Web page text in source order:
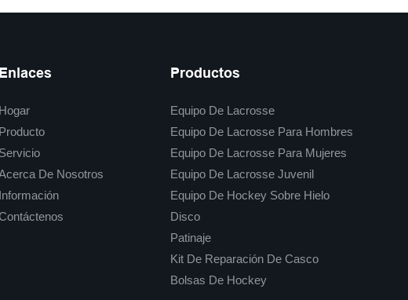
Enlaces
Hogar
Producto
Servicio
De Nosotros
Información
Productos
Equipo De Lacrosse
Equipo De Lacrosse Para Hombres
Equipo De Lacrosse Para Mujeres
Equipo De Lacrosse Juvenil
Equipo De Hockey Sobre Hielo
Disco
Patinaje
Kit De Reparación De Casco
Bolsas De Hockey